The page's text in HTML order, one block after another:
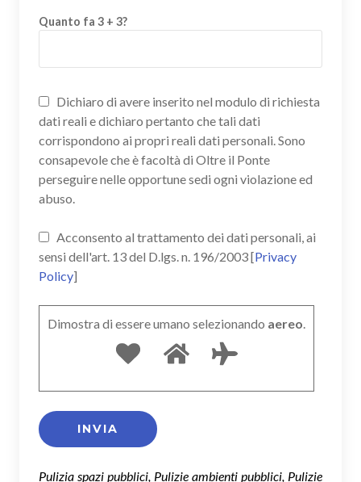
Quanto fa 3 + 3?
Dichiaro di avere inserito nel modulo di richiesta
dati reali e dichiaro pertanto che tali dati
corrispondono ai propri reali dati personali. Sono
consapevole che è facoltà di Oltre il Ponte
perseguire nelle opportune sedi ogni violazione ed
abuso.
Acconsento al trattamento dei dati personali, ai
sensi dell'art. 13 del D.lgs. n. 196/2003 [Privacy
Policy]
Dimostra di essere umano selezionando aereo.
Pulizia spazi pubblici, Pulizie ambienti pubblici, Pulizie